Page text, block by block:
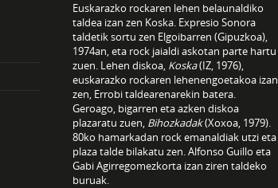
Euskarazko rockaren lehen belaunaldiko
taldea izan zen Koska. Expresio Sonora
taldetik sortu zen Elgoibarren (Gipuzkoa),
1974an, eta rock jaialdi askotan parte hartu
zuen. Lehen diskoa, Koska(IZ, 1976),
euskarazko rockaren lehenengoetakoa izan
zen, Errobi taldearenarekin batera.
Geroago, bigarren eta azken diskoa
plazaratu zuen, Bihozkadak(Xoxoa, 1979).
80ko hamarkadan rock emanaldiak utzi eta
plaza talde bilakatu zen. Alfonso Guillo eta
Gabi Agirregomezkorta izan ziren taldeko
buruak.